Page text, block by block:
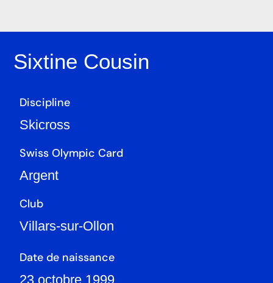
Sixtine Cousin
Discipline
Skicross
Swiss Olympic Card
Argent
Club
Villars-sur-Ollon
Date de naissance
23 octobre 1999